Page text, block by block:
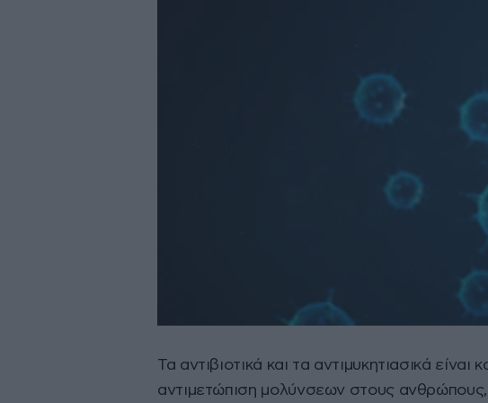
Τα αντιβιοτικά και τα αντιμυκητιασικά
αντιμετώπιση μολύνσεων στους